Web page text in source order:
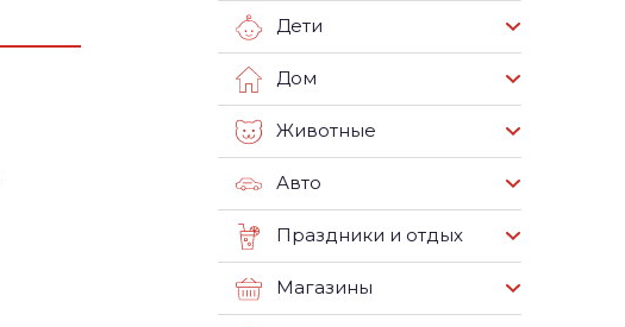
Дети
Дом
Животные
Авто
Праздники и отдых
Магазины